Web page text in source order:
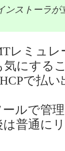
ンストーラ
レミュ
気にする
で払
ルで管
普通に